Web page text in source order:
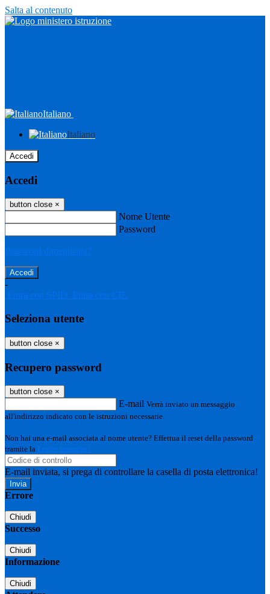
Salta al contenuto
Italiano
Italiano
Accedi
Accedi
button close ×
Nome Utente
Password
Password dimenticata?
-
Entra con SPID
Entra con CIE
Seleziona utente
button close ×
Recupero password
button close ×
E-mail Verrà inviato un messaggio
all'indirizzo indicato con le istruzioni necessarie.
Non hai una e-mail associata al nome utente? Effettua il reset della password
tramite la Login Spaggiari
E-mail inviata, si prega di controllare la casella di posta elettronica!
Errore
Chiudi
Successo
Chiudi
Informazione
Chiudi